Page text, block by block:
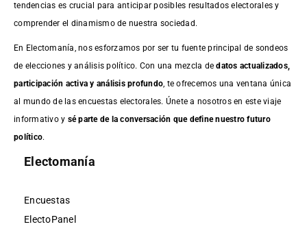
tendencias es crucial para anticipar posibles resultados electorales y
comprender el dinamismo de nuestra sociedad.
En Electomanía, nos esforzamos por ser tu fuente principal de sondeos
de elecciones y análisis político. Con una mezcla dedatos actualizados,
participación activa y análisis profundo, te ofrecemos una ventana única
al mundo de las encuestas electorales. Únete a nosotros en este viaje
informativo y sé parte de la conversación que define nuestro futuro
político.
Electomanía
Encuestas
ElectoPanel